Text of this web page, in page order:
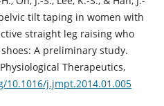
tilt taping in women with
straight leg raising who
A preliminary study.
Therapeutics,
10.1016/j.jmpt.2014.01.005